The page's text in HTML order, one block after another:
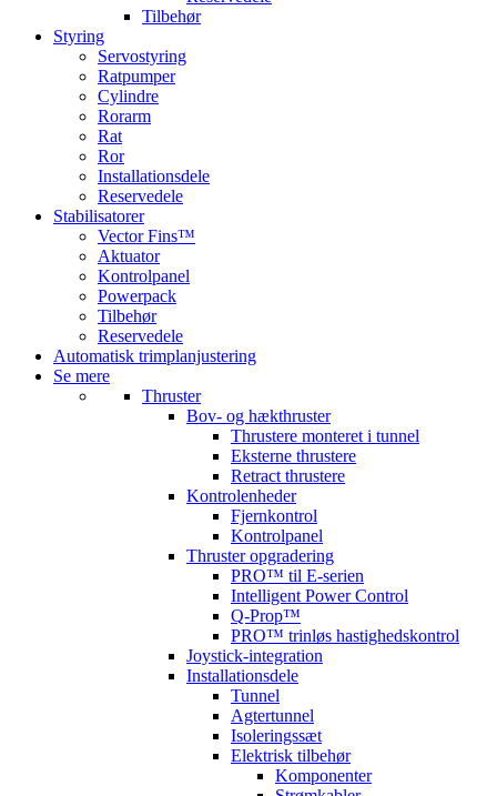
Tilbehør
Styring
Servostyring
Ratpumper
Cylindre
Rorarm
Rat
Ror
Installationsdele
Reservedele
Stabilisatorer
Vector Fins™
Aktuator
Kontrolpanel
Powerpack
Tilbehør
Reservedele
Automatisk trimplanjustering
Se mere
Thruster
Bov- og hækthruster
Thrustere monteret i tunnel
Eksterne thrustere
Retract thrustere
Kontrolenheder
Fjernkontrol
Kontrolpanel
Thruster opgradering
PRO™ til E-serien
Intelligent Power Control
Q-Prop™
PRO™ trinløs hastighedskontrol
Joystick-integration
Installationsdele
Tunnel
Agtertunnel
Isoleringssæt
Elektrisk tilbehør
Komponenter